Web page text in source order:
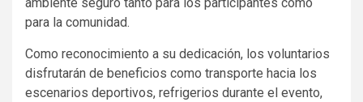
para la comunidad.
Como reconocimiento a su dedicación, los voluntarios
disfrutarán de beneficios como transporte hacia los
escenarios deportivos, refrigerios durante el evento,